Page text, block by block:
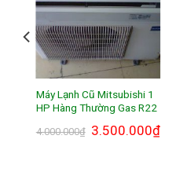
Máy Lạnh Cũ Mitsubishi 1
HP Hàng Thường Gas R22
4.000.000₫ 3.500.000₫